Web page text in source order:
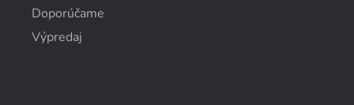
Doporúčame
Výpredaj